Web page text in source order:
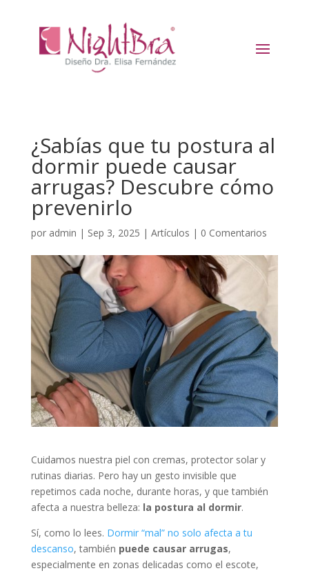
¿Sabías que tu postura al
dormir puede causar
arrugas? Descubre cómo
prevenirlo
por admin | Sep 3, 2025 | Artículos | 0 Comentarios
Cuidamos nuestra piel con cremas, protector solar y
rutinas diarias. Pero hay un gesto invisible que
repetimos cada noche, durante horas, y que también
afecta a nuestra belleza: la postura al dormir.
Sí, como lo lees. Dormir “mal” no solo afecta a tu
descanso, también puede causar arrugas,
especialmente en zonas delicadas como el escote,